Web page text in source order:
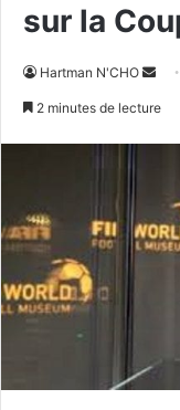
sur la
Hartman N'CHO
2 minutes de lecture